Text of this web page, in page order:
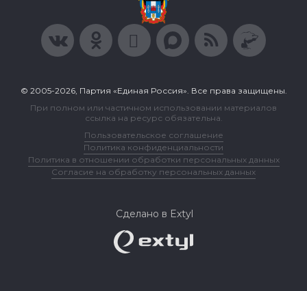
© 2005-2026, Партия «Единая Россия». Все права защищены.
При полном или частичном использовании материалов
ссылка на ресурс обязательна.
Пользовательское соглашение
Политика конфиденциальности
Политика в отношении обработки персональных данных
Согласие на обработку персональных данных
Сделано в Extyl